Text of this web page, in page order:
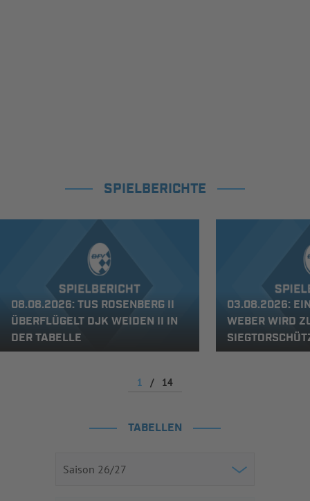
SPIELBERICHTE
08.08.2026: TUS ROSENBERG II
ÜBERFLÜGELT DJK WEIDEN II IN
DER TABELLE
03.08.2026:
WEBER WIRD
1 / 14
TABELLEN